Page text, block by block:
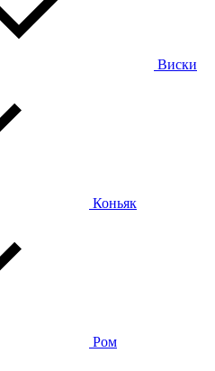
Виски
Коньяк
Ром